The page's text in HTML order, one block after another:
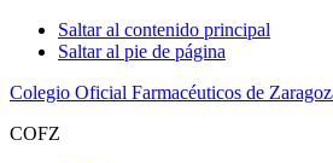
Saltar al contenido principal
Saltar al pie de página
Colegio Oficial Farmacéuticos de
COFZ